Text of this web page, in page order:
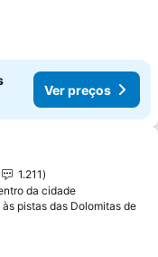
Ver preços
aos favoritos
1.211
da cidade
pistas das Dolomitas de